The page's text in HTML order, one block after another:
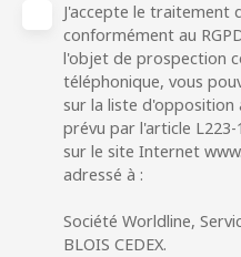
J'accepte le traitement
conformément au
l'objet de prospection
téléphonique, vous
sur la liste d'opposition
prévu par l'article
sur le site Internet
adressé à :
Société Worldline,
BLOIS CEDEX.